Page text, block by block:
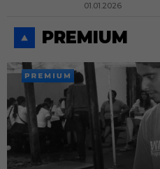
01.01.2026
PREMIUM
PREMI
UM